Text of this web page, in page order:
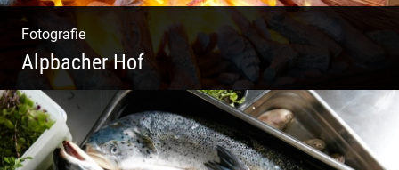
Fotografie
Alpbacher Hof
Liebevolles Design | Moderne Zimmer |
Luxuriöser Spa | Alpiner Stil